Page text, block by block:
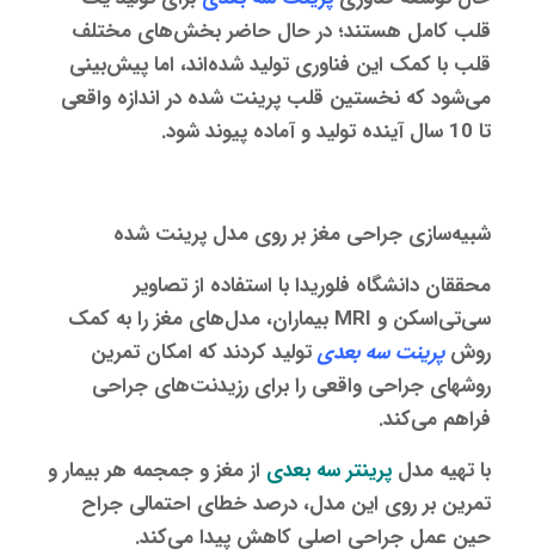
قلب کامل هستند؛ در حال حاضر بخش‌های مختلف
قلب با کمک این فناوری تولید شده‌اند، اما پیش‌بینی
می‌شود که نخستین قلب پرینت شده در اندازه واقعی
تا 10 سال آینده تولید و آماده پیوند شود.
شبیه‌سازی جراحی مغز بر روی مدل پرینت شده
محققان دانشگاه فلوریدا با استفاده از تصاویر
سی‌تی‌اسکن و MRI بیماران، مدل‌های مغز را به کمک
روشپرینت سه‌ بعدیتولید کردند که امکان تمرین
روشهای جراحی واقعی را برای رزیدنت‌های جراحی
فراهم می‌کند.
با تهیه مدل پرینتر سه بعدی از مغز و جمجمه هر بیمار و
تمرین بر روی این مدل، درصد خطای احتمالی جراح
حین عمل جراحی اصلی کاهش پیدا می‌کند.